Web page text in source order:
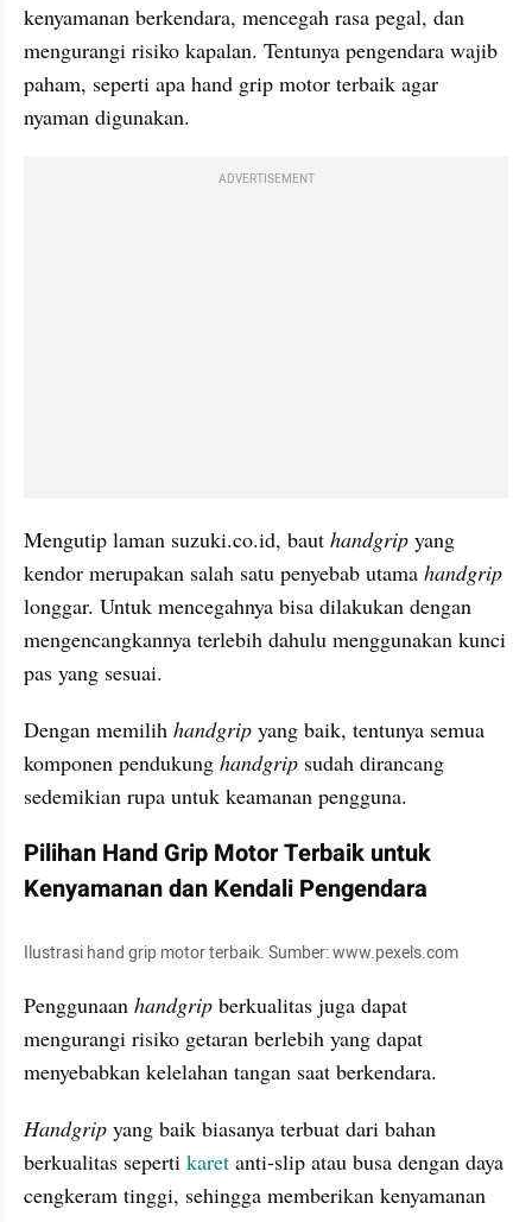
kenyamanan berkendara, mencegah rasa pegal, dan
mengurangi risiko kapalan. Tentunya pengendara wajib
paham, seperti apa hand grip motor terbaik agar
nyaman digunakan.
ADVERTISEMENT
Mengutip laman suzuki.co.id, baut handgrip yang
kendor merupakan salah satu penyebab utama handgrip
longgar. Untuk mencegahnya bisa dilakukan dengan
mengencangkannya terlebih dahulu menggunakan kunci
pas yang sesuai.
Dengan memilih handgrip yang baik, tentunya semua
komponen pendukung handgrip sudah dirancang
sedemikian rupa untuk keamanan pengguna.
Pilihan Hand Grip Motor Terbaik untuk
Kenyamanan dan Kendali Pengendara
Ilustrasi hand grip motor terbaik. Sumber: www.pexels.com
Penggunaan handgrip berkualitas juga dapat
mengurangi risiko getaran berlebih yang dapat
menyebabkan kelelahan tangan saat berkendara.
Handgrip yang baik biasanya terbuat dari bahan
berkualitas seperti karet anti-slip atau busa dengan daya
cengkeram tinggi, sehingga memberikan kenyamanan